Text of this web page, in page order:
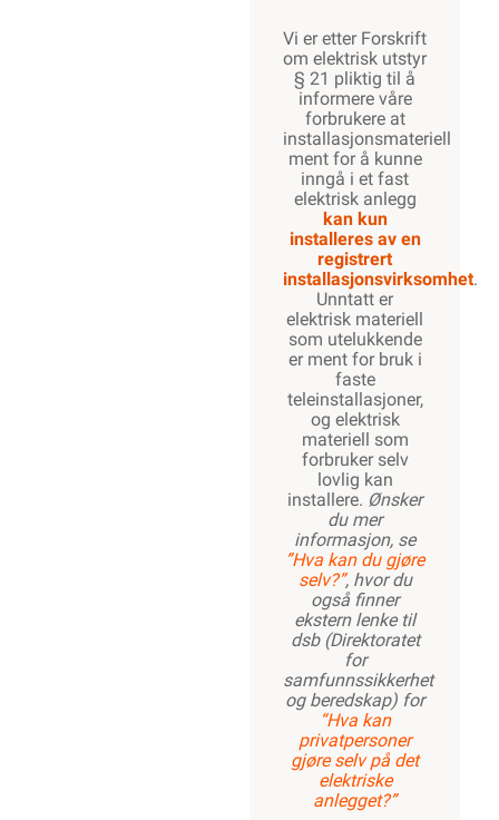
Vi er etter Forskrift
om elektrisk utstyr
§ 21 pliktig til å
informere våre
forbrukere at
installasjonsmateriell
ment for å kunne
inngå i et fast
elektrisk anlegg
kan kun
installeres av en
registrert
installasjonsvirksomhet.
Unntatt er
elektrisk materiell
som utelukkende
er ment for bruk i
faste
teleinstallasjoner,
og elektrisk
materiell som
forbruker selv
lovlig kan
installere. Ønsker
du mer
informasjon, se
”Hva kan du gjøre
selv?”, hvor du
også finner
ekstern lenke til
dsb (Direktoratet
for
samfunnssikkerhet
og beredskap) for
“Hva kan
privatpersoner
gjøre selv på det
elektriske
anlegget?”